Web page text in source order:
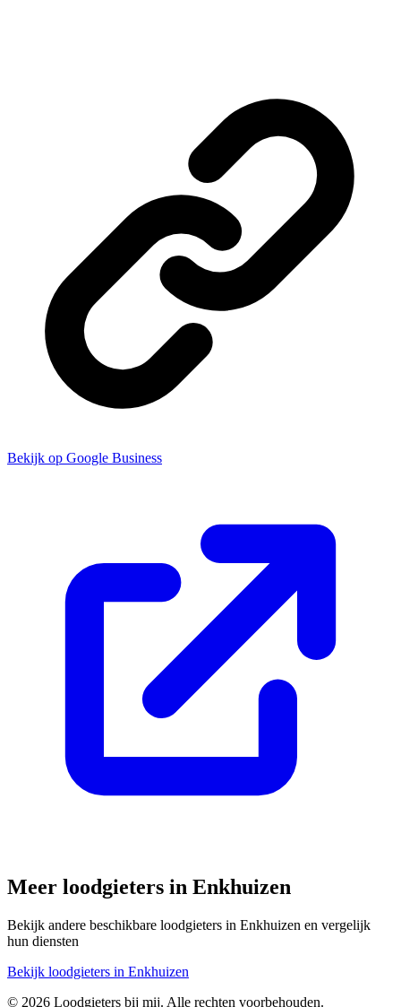
Bekijk op Google Business
Meer loodgieters in Enkhuizen
Bekijk andere beschikbare loodgieters in Enkhuizen en vergelijk
hun diensten
Bekijk loodgieters in Enkhuizen
© 2026 Loodgieters bij mij. Alle rechten voorbehouden.